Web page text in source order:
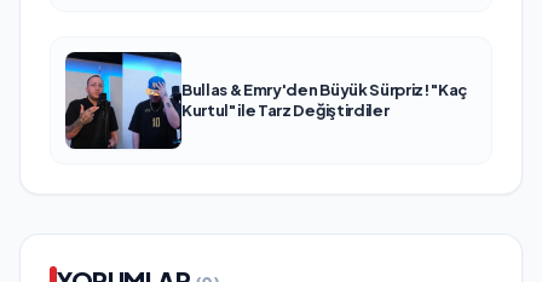
Bullas & Emry'den Büyük Sürpriz! "Kaç
Kurtul" ile Tarz Değiştirdiler